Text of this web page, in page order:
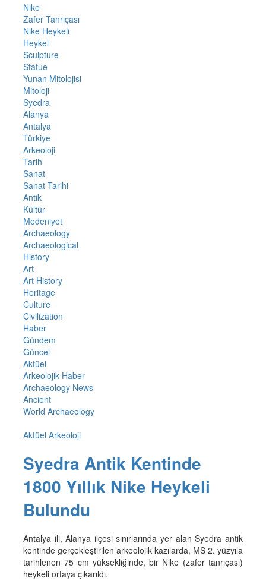
Nike
Zafer Tanrıçası
Nike Heykeli
Heykel
Sculpture
Statue
Yunan Mitolojisi
Mitoloji
Syedra
Alanya
Antalya
Türkiye
Arkeoloji
Tarih
Sanat
Sanat Tarihi
Antik
Kültür
Medeniyet
Archaeology
Archaeological
History
Art
Art History
Heritage
Culture
Civilization
Haber
Gündem
Güncel
Aktüel
Arkeolojik Haber
Archaeology News
Ancient
World Archaeology
Aktüel Arkeoloji
Syedra Antik Kentinde
1800 Yıllık Nike Heykeli
Bulundu
Antalya ili, Alanya ilçesi sınırlarında yer alan Syedra antik
kentinde gerçekleştirilen arkeolojik kazılarda, MS 2. yüzyıla
tarihlenen 75 cm yüksekliğinde, bir Nike (zafer tanrıçası)
heykeli ortaya çıkarıldı.